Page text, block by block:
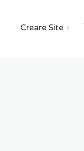
Creare Site 